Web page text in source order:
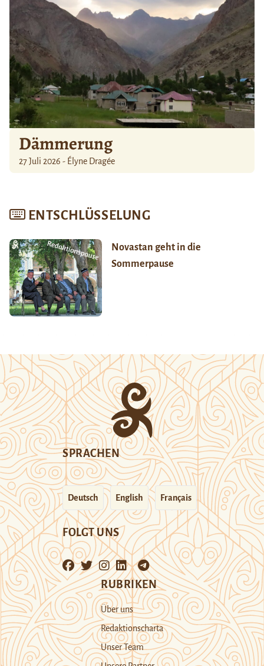
Dämmerung
27 Juli 2026 - Élyne Dragée
ENTSCHLÜSSELUNG
Novastan geht in die
Sommerpause
SPRACHEN
Deutsch English Français
FOLGT UNS
RUBRIKEN
Über uns
Redaktionscharta
Unser Team